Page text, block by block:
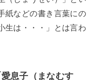
紙などの書き言葉にの
生は・・・」とは言わ
息子（まなむす